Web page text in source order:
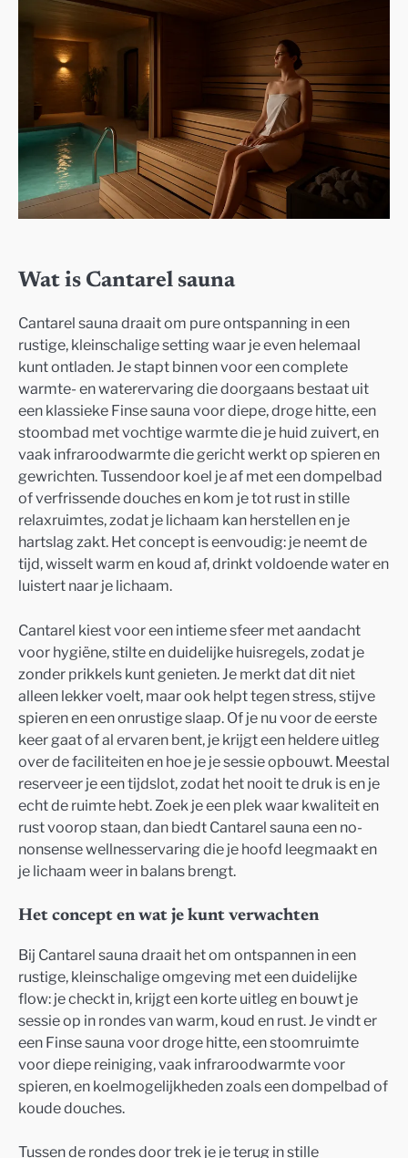
Wat is Cantarel sauna
Cantarel sauna draait om pure ontspanning in een
rustige, kleinschalige setting waar je even helemaal
kunt ontladen. Je stapt binnen voor een complete
warmte- en waterervaring die doorgaans bestaat uit
een klassieke Finse sauna voor diepe, droge hitte, een
stoombad met vochtige warmte die je huid zuivert, en
vaak infraroodwarmte die gericht werkt op spieren en
gewrichten. Tussendoor koel je af met een dompelbad
of verfrissende douches en kom je tot rust in stille
relaxruimtes, zodat je lichaam kan herstellen en je
hartslag zakt. Het concept is eenvoudig: je neemt de
tijd, wisselt warm en koud af, drinkt voldoende water en
luistert naar je lichaam.
Cantarel kiest voor een intieme sfeer met aandacht
voor hygiëne, stilte en duidelijke huisregels, zodat je
zonder prikkels kunt genieten. Je merkt dat dit niet
alleen lekker voelt, maar ook helpt tegen stress, stijve
spieren en een onrustige slaap. Of je nu voor de eerste
keer gaat of al ervaren bent, je krijgt een heldere uitleg
over de faciliteiten en hoe je je sessie opbouwt. Meestal
reserveer je een tijdslot, zodat het nooit te druk is en je
echt de ruimte hebt. Zoek je een plek waar kwaliteit en
rust voorop staan, dan biedt Cantarel sauna een no-
nonsense wellnesservaring die je hoofd leegmaakt en
je lichaam weer in balans brengt.
Het concept en wat je kunt verwachten
Bij Cantarel sauna draait het om ontspannen in een
rustige, kleinschalige omgeving met een duidelijke
flow: je checkt in, krijgt een korte uitleg en bouwt je
sessie op in rondes van warm, koud en rust. Je vindt er
een Finse sauna voor droge hitte, een stoomruimte
voor diepe reiniging, vaak infraroodwarmte voor
spieren, en koelmogelijkheden zoals een dompelbad of
koude douches.
Tussen de rondes door trek je je terug in stille